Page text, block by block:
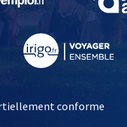
conforme